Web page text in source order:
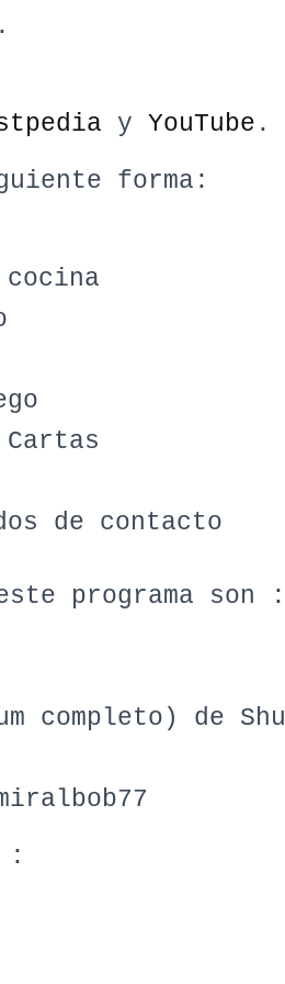
y YouTube .
forma:
de contacto
programa son :
completo) de Shu
: